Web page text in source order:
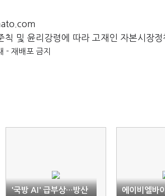
칙 및 윤리강령에 따라 고재인 자본시장정
- 재배포 금지
'국방 AI' 급부상…방산
에이비엘바